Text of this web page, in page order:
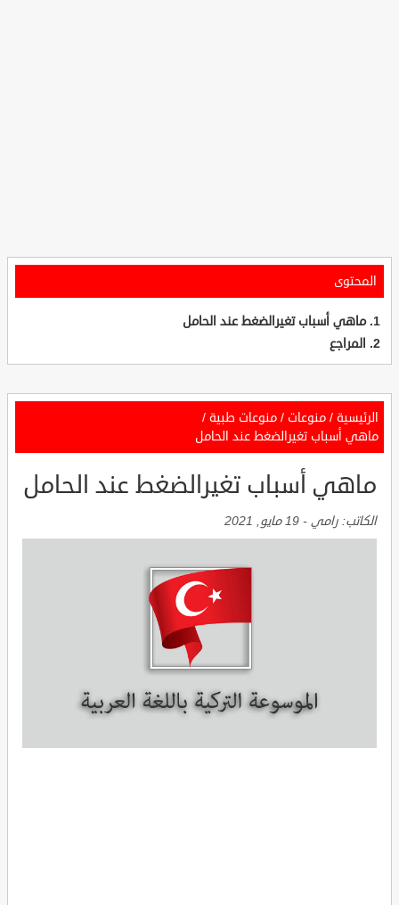
المحتوى
ماهي أسباب تغيرالضغط عند الحامل
المراجع
الرئيسية / منوعات / منوعات طبية /
ماهي أسباب تغيرالضغط عند الحامل
ماهي أسباب تغيرالضغط عند الحامل
الكاتب: رامي - 19 مايو, 2021